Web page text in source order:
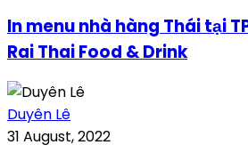
In menu nhà hàng Thái tại
Rai Thai Food & Drink
Duyên Lê
31 August, 2022